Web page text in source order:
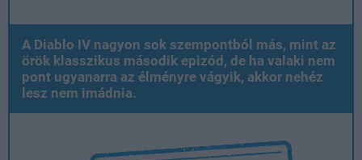
A Diablo IV nagyon sok szempontból más, mint az
örök klasszikus második epizód, de ha valaki nem
pont ugyanarra az élményre vágyik, akkor nehéz
lesz nem imádnia.